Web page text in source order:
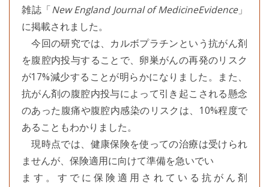
雑誌「New England Journal of MedicineEvidence」
に掲載されました。
今回の研究では、カルボプラチンという抗がん剤
を腹腔内投与することで、卵巣がんの再発のリスク
が17%減少することが明らかになりました。また、
抗がん剤の腹腔内投与によって引き起こされる懸念
のあった腹痛や腹腔内感染のリスクは、10%程度で
あることもわかりました。
現時点では、健康保険を使っての治療は受けられ
ませんが、保険適用に向けて準備を急いでい
ます。すでに保険適用されている抗がん剤